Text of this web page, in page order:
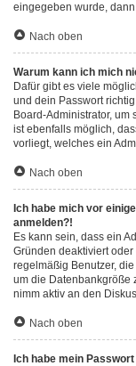
eingegeben wurde,
Nach oben
Warum kann ich mich
Dafür gibt es viele
und dein Passwort
Board-Administrator,
ist ebenfalls möglich,
vorliegt, welches ein
Nach oben
Ich habe mich vor
anmelden?!
Es kann sein, dass ein
Gründen deaktiviert
regelmäßig Benutzer,
um die Datenbankgröße
nimm aktiv an den
Nach oben
Ich habe mein